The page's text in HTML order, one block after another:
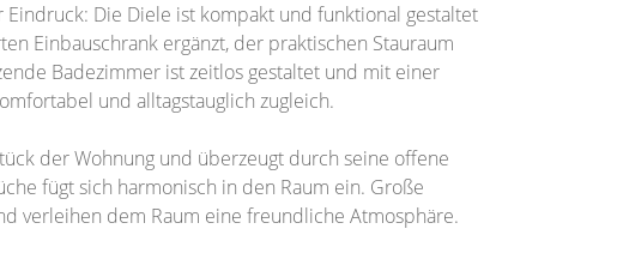
Die Diele ist kompakt und funktional gestaltet
Einbauschrank ergänzt, der praktischen Stauraum
Badezimmer ist zeitlos gestaltet und mit einer
und alltagstauglich zugleich.
der Wohnung und überzeugt durch seine offene
fügt sich harmonisch in den Raum ein. Große
verleihen dem Raum eine freundliche Atmosphäre.